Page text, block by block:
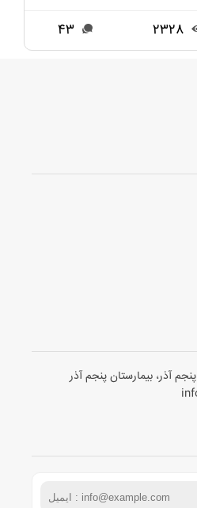
2328
43
آذر، بیمارستان پنجم آذر